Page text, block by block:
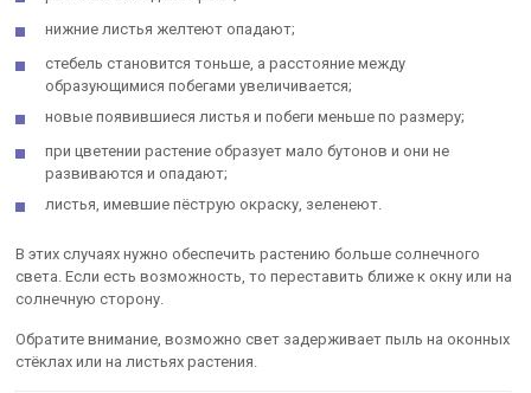
нижние листья желтеют опадают;
стебель становится тоньше, а расстояние между
образующимися побегами увеличивается;
новые появившиеся листья и побеги меньше по размеру;
при цветении растение образует мало бутонов и они не
развиваются и опадают;
листья, имевшие пёструю окраску, зеленеют.
В этих случаях нужно обеспечить растению больше солнечного
света. Если есть возможность, то переставить ближе к окну или на
солнечную сторону.
Обратите внимание, возможно свет задерживает пыль на оконных
стёклах или на листьях растения.